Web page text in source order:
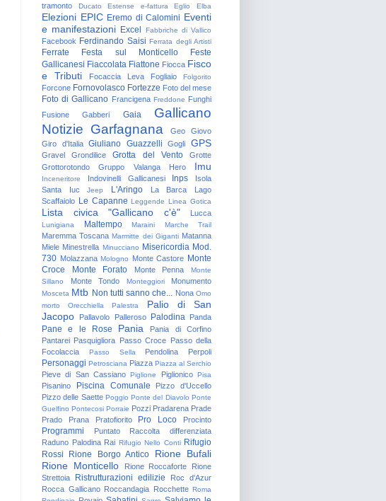
tramonto
Ducato Estense e-fattura Eglio Elba
Elezioni EPIC Eremo di Calomini Eventi
e manifestazioni Excel Fabbriche di Vallico
Facebook Ferdinando Saisi Ferrata degli Artisti
Ferrate Festa sul Monticello
Feste
Gallicanesi Fiaccolata Fiattone Fiocca Fisco
e Tributi
Focaccia Leva Fogliaio Folgorito
Forcone Fornovolasco Fortezze Foto del mese
Foto di Gallicano Francigena Freddone Funghi
Fusione
Gabberi Gaia
Gallicano
Notizie Garfagnana Geo
Giovo
Giro d'Italia
Giuliano Guazzelli Gogli GPS
Gravel Grondilice Grotta del Vento
Grotte
Grottorotondo
Gruppo Valanga Hero Imu
Inceneritore Indovinelli Gallicanesi Inps
Isola
Santa
Iuc Jeep L'Aringo La Barca
Lago
Scaffaiolo Le Capanne Leggende Linea Gotica
Lista civica "Gallicano c'è" Lucca
Lunigiana Maltempo Maraini Marche Trail
Maremma Toscana Marmitte dei Giganti Matanna
Miele Minestrella Minucciano Misericordia Mod.
730 Molazzana Mologno Monte Castore Monte
Croce
Monte Forato Monte Penna
Monte
Sillano
Monte Tondo Monteggiori Monumento
Mosceta Mtb Non tutti sanno che... Nona Omo
morto
Orecchiella Palestra
Palio di San
Jacopo
Pallavolo Palleroso Palodina Panda
Pane e le Rose Pania
Pania di Corfino
Pantarei Pasquigliora Passo Croce Passo della
Focolaccia
Passo Sella Pendolina Perpoli
Personaggi Petrosciana Piazza Piazza al Serchio
Pieve di San Cassiano Piglione Piglionico Pisa
Pisanino Piscina Comunale
Pizzo d'Uccello
Pizzo delle Saette Poggio Ponte del Diavolo Ponte
Guelfino Pontecosi Porraie Pozzi Pradarena Prade
Prado
Prana Pratofiorito Pro Loco Procinto
Programmi Puntato
Raccolta differenziata
Raduno Palodina Rai Rifugio Nello Conti Rifugio
Rossi
Rione Borgo Antico
Rione Bufali
Rione Monticello
Rione Roccaforte
Rione
Strettoia
Ristrutturazioni edilizie
Roc d'Azur
Rocca Gallicano Roccandagia Rocchette Roma